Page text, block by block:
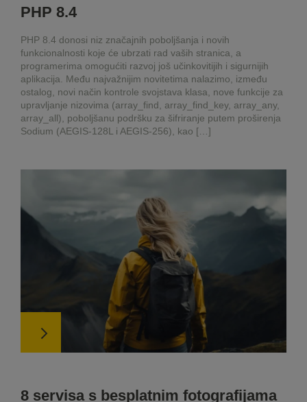
PHP 8.4
PHP 8.4 donosi niz značajnih poboljšanja i novih
funkcionalnosti koje će ubrzati rad vaših stranica, a
programerima omogućiti razvoj još učinkovitijih i sigurnijih
aplikacija. Među najvažnijim novitetima nalazimo, između
ostalog, novi način kontrole svojstava klasa, nove funkcije za
upravljanje nizovima (array_find, array_find_key, array_any,
array_all), poboljšanu podršku za šifriranje putem proširenja
Sodium (AEGIS-128L i AEGIS-256), kao […]
8 servisa s besplatnim fotografijama